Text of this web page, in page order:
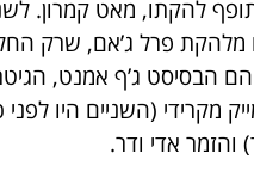
להקתו, מאט קמרון.
מלהקת פרל ג’אם, שרק
הבסיסט ג’ף אמנט,
מקרידי (השניים היו לפני
והזמר אדי ודר.